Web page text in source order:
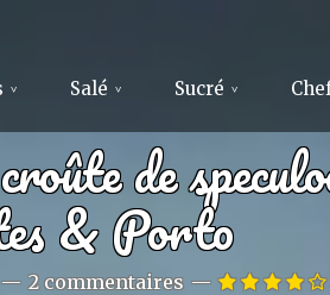
Salé Sucré
de
& Porto
2 commentaires